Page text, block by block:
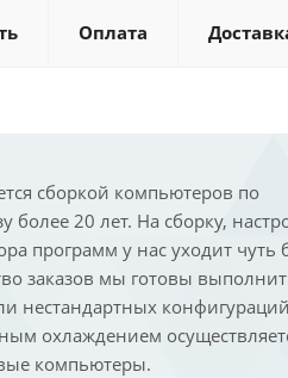
Оплата
сборкой компьютеров по
более 20 лет. На сборку,
программ у нас уходит чуть
заказов мы готовы
нестандартных
охлаждением
компьютеры.